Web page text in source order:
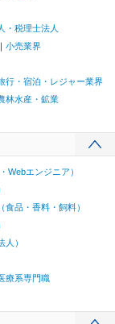
・税理士法人
小売業界
行・宿泊・レジャー業界
林水産・鉱業
Webエンジニア）
食品・香料・飼料）
）
療系専門職